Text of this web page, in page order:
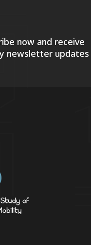
now and receive
newsletter updates